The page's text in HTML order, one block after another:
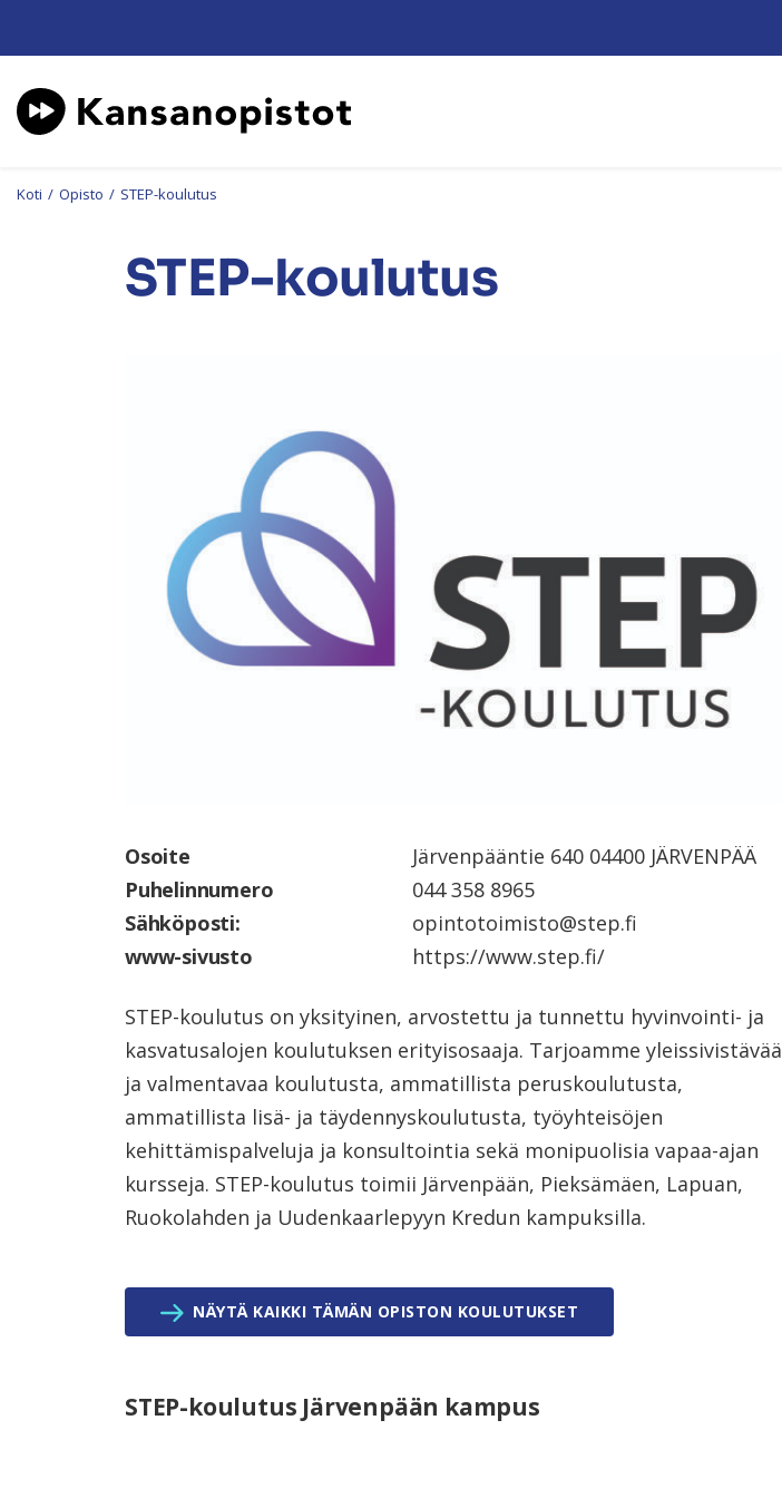
Koti / Opisto / STEP-koulutus
STEP-koulutus
Osoite
Järvenpääntie 640 04400 JÄRVENPÄÄ
Puhelinnumero
044 358 8965
Sähköposti:
opintotoimisto@step.fi
www-sivusto
https://www.step.fi/
STEP-koulutus on yksityinen, arvostettu ja tunnettu hyvinvointi- ja
kasvatusalojen koulutuksen erityisosaaja. Tarjoamme yleissivistävää
ja valmentavaa koulutusta, ammatillista peruskoulutusta,
ammatillista lisä- ja täydennyskoulutusta, työyhteisöjen
kehittämispalveluja ja konsultointia sekä monipuolisia vapaa-ajan
kursseja. STEP-koulutus toimii Järvenpään, Pieksämäen, Lapuan,
Ruokolahden ja Uudenkaarlepyyn Kredun kampuksilla.
NÄYTÄ KAIKKI TÄMÄN OPISTON KOULUTUKSET
STEP-koulutus Järvenpään kampus